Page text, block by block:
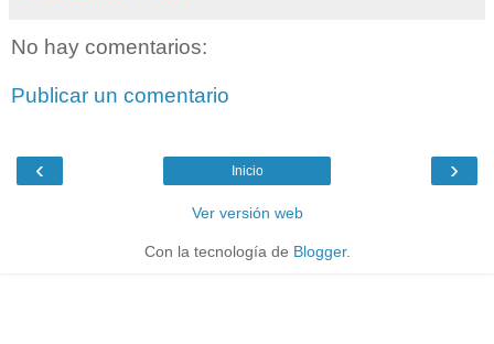
No hay comentarios:
Publicar un comentario
‹ ›
Inicio
Ver versión web
Con la tecnología de Blogger.